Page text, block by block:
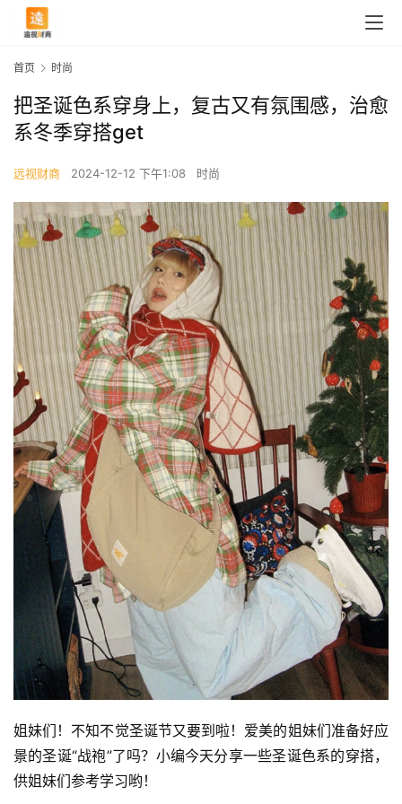
首页 时尚
把圣诞色系穿身上，复古又有氛围感，治愈
系冬季穿搭get
远视财商 2024-12-12 下午1:08 时尚
姐妹们！不知不觉圣诞节又要到啦！爱美的姐妹们准备好应
景的圣诞“战袍”了吗？小编今天分享一些圣诞色系的穿搭，
供姐妹们参考学习哟！